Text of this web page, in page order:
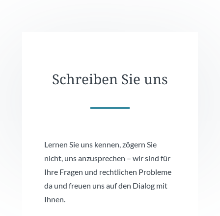
Schreiben Sie uns
Lernen Sie uns kennen, zögern Sie
nicht, uns anzusprechen – wir sind für
Ihre Fragen und rechtlichen Probleme
da und freuen uns auf den Dialog mit
Ihnen.